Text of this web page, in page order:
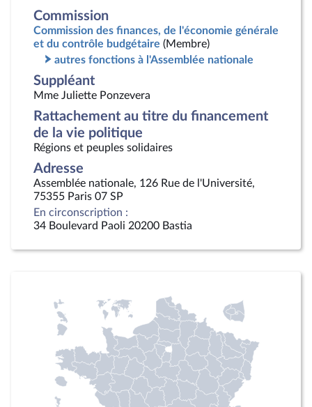
Commission
Commission des finances, de l'économie générale
et du contrôle budgétaire (Membre)
autres fonctions à l'Assemblée nationale
Suppléant
Mme Juliette Ponzevera
Rattachement au titre du financement
de la vie politique
Régions et peuples solidaires
Adresse
Assemblée nationale, 126 Rue de l'Université,
75355 Paris 07 SP
En circonscription :
34 Boulevard Paoli 20200 Bastia